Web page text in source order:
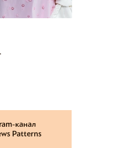
канал
Patterns